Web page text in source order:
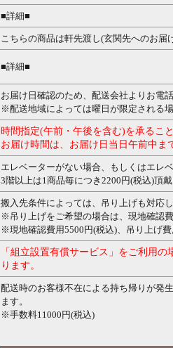
■詳細■
こちらの商品は軒先渡し(玄関先へのお届
■詳細■
お届け日確認のため、配送会社よりお電
※配送地域によっては曜日が限定される場
時間指定(午前・午後を含む)を承るこ
お届け時間は、お届け日当日午前中ま
エレベーターがない場合、もしくはエレ
3階以上は1商品毎につき2200円(税込)頂戴
搬入先条件によっては、吊り上げも対応し
※吊り上げをご希望の場合は、現地確認
※現地確認費用5500円(税込)、吊り上げ
「組立設置有償サービス」をご利用
ります。
配送時のお客様不在による持ち帰りが発
ます。
※手数料11000円(税込)